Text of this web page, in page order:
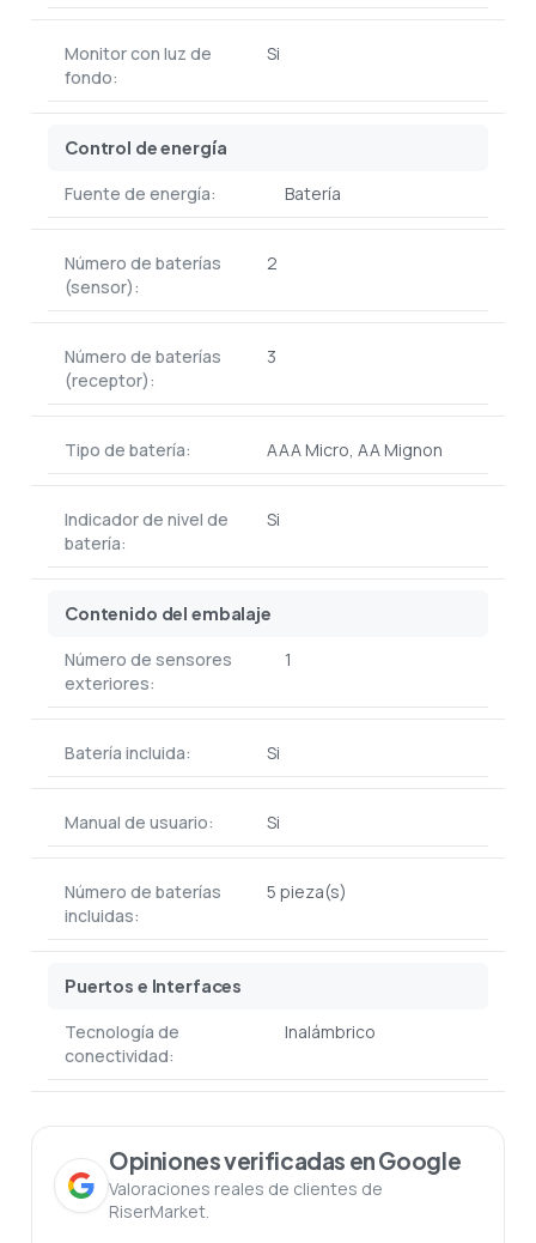
Monitor con luz de
fondo:
Si
Control de energía
Fuente de energía: Batería
Número de baterías
(sensor):
2
Número de baterías
(receptor):
3
Tipo de batería: AAA Micro, AA Mignon
Indicador de nivel de
batería:
Si
Contenido del embalaje
Número de sensores
exteriores:
1
Batería incluida: Si
Manual de usuario: Si
Número de baterías
incluidas:
5 pieza(s)
Puertos e Interfaces
Tecnología de
conectividad:
Inalámbrico
Opiniones verificadas en Google
Valoraciones reales de clientes de
RiserMarket.